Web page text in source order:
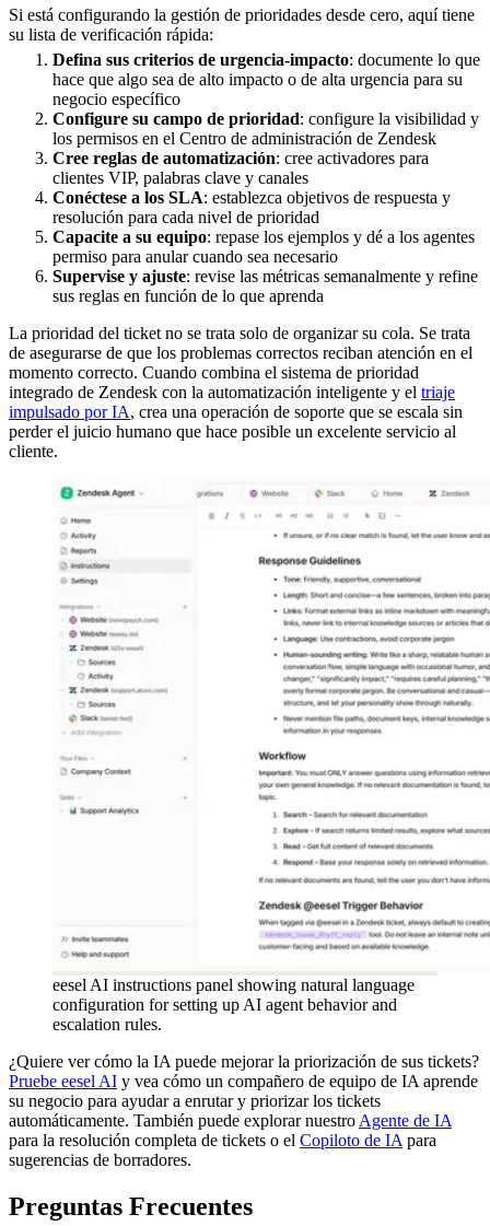
Si está configurando la gestión de prioridades desde cero, aquí tiene
su lista de verificación rápida:
Defina sus criterios de urgencia-impacto: documente lo que
hace que algo sea de alto impacto o de alta urgencia para su
negocio específico
Configure su campo de prioridad: configure la visibilidad y
los permisos en el Centro de administración de Zendesk
Cree reglas de automatización: cree activadores para
clientes VIP, palabras clave y canales
Conéctese a los SLA: establezca objetivos de respuesta y
resolución para cada nivel de prioridad
Capacite a su equipo: repase los ejemplos y dé a los agentes
permiso para anular cuando sea necesario
Supervise y ajuste: revise las métricas semanalmente y refine
sus reglas en función de lo que aprenda
La prioridad del ticket no se trata solo de organizar su cola. Se trata
de asegurarse de que los problemas correctos reciban atención en el
momento correcto. Cuando combina el sistema de prioridad
integrado de Zendesk con la automatización inteligente y el triaje
impulsado por IA, crea una operación de soporte que se escala sin
perder el juicio humano que hace posible un excelente servicio al
cliente.
eesel AI instructions panel showing natural language
configuration for setting up AI agent behavior and
escalation rules.
¿Quiere ver cómo la IA puede mejorar la priorización de sus tickets?
Pruebe eesel AI y vea cómo un compañero de equipo de IA aprende
su negocio para ayudar a enrutar y priorizar los tickets
automáticamente. También puede explorar nuestro Agente de IA
para la resolución completa de tickets o el Copiloto de IA para
sugerencias de borradores.
Preguntas Frecuentes